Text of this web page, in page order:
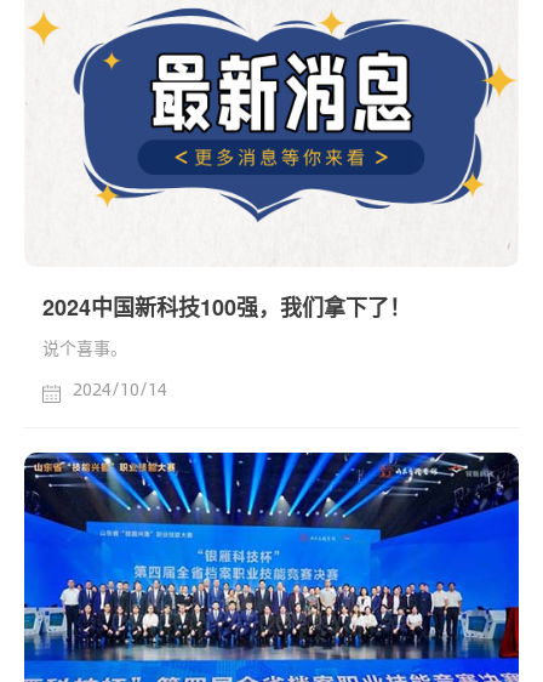
2024中国新科技100强，我们拿下了！
说个喜事。
2024/10/14